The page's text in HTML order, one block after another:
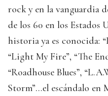
rock y en la vanguardia
de los 60 en los Estados
historia ya es conocida:
“Light My Fire”, “The
“Roadhouse Blues”,
Storm”…el escándalo en